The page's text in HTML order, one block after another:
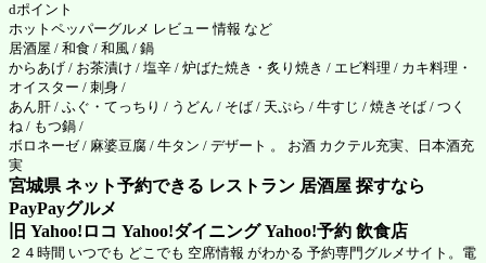
dポイント
ホットペッパーグルメ レビュー 情報 など
居酒屋 / 和食 / 和風 / 鍋
からあげ / お茶漬け / 塩辛 / 炉ばた焼き・炙り焼き / エビ料理 / カキ料理・
オイスター / 刺身 /
あん肝 / ふぐ・てっちり / うどん / そば / 天ぷら / 牛すじ / 焼きそば / つく
ね / もつ鍋 /
ボロネーゼ / 麻婆豆腐 / 牛タン / デザート 。 お酒 カクテル充実、日本酒充
実
宮城県 ネット予約できる レストラン 居酒屋 探すなら
PayPayグルメ
旧 Yahoo!ロコ Yahoo!ダイニング Yahoo!予約 飲食店
２４時間 いつでも どこでも 空席情報 がわかる 予約専門グルメサイト。電